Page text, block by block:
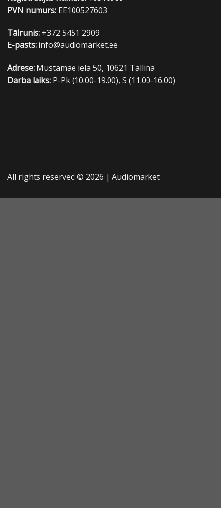
PVN numurs: EE100527603
Tālrunis: +372 5451 2909
E-pasts: info@audiomarket.ee
Adrese: Mustamäe iela 50, 10621 Tallina
Darba laiks: P-Pk (10.00-19.00), S (11.00-16.00)
All rights reserved © 2026 | Audiomarket